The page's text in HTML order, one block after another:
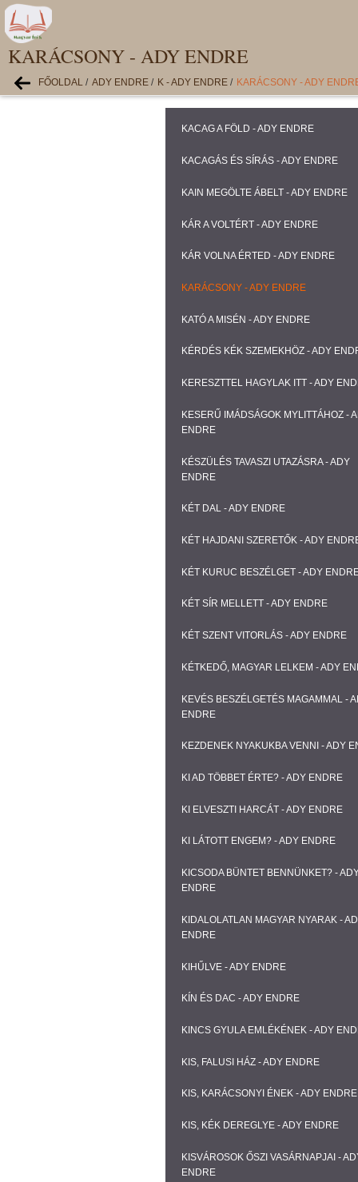
KARÁCSONY - ADY ENDRE
FŐOLDAL / ADY ENDRE / K - ADY ENDRE / KARÁCSONY - ADY
KACAG A FÖLD - ADY ENDRE
KACAGÁS ÉS SÍRÁS - ADY ENDRE
KAIN MEGÖLTE ÁBELT - ADY ENDRE
KÁR A VOLTÉRT - ADY ENDRE
KÁR VOLNA ÉRTED - ADY ENDRE
KARÁCSONY - ADY ENDRE
KATÓ A MISÉN - ADY ENDRE
KÉRDÉS KÉK SZEMEKHÖZ - ADY
KERESZTTEL HAGYLAK ITT - ADY
KESERŰ IMÁDSÁGOK MYLITTÁHOZ -
ENDRE
KÉSZÜLÉS TAVASZI UTAZÁSRA - ADY
ENDRE
KÉT DAL - ADY ENDRE
KÉT HAJDANI SZERETŐK - ADY
KÉT KURUC BESZÉLGET - ADY
KÉT SÍR MELLETT - ADY ENDRE
KÉT SZENT VITORLÁS - ADY ENDRE
KÉTKEDŐ, MAGYAR LELKEM - ADY
KEVÉS BESZÉLGETÉS MAGAMMAL -
ENDRE
KEZDENEK NYAKUKBA VENNI - ADY
KI AD TÖBBET ÉRTE? - ADY ENDRE
KI ELVESZTI HARCÁT - ADY ENDRE
KI LÁTOTT ENGEM? - ADY ENDRE
KICSODA BÜNTET BENNÜNKET? -
ENDRE
KIDALOLATLAN MAGYAR NYARAK -
ENDRE
KIHŰLVE - ADY ENDRE
KÍN ÉS DAC - ADY ENDRE
KINCS GYULA EMLÉKÉNEK - ADY
KIS, FALUSI HÁZ - ADY ENDRE
KIS, KARÁCSONYI ÉNEK - ADY ENDRE
KIS, KÉK DEREGLYE - ADY ENDRE
KISVÁROSOK ŐSZI VASÁRNAPJAI -
ENDRE